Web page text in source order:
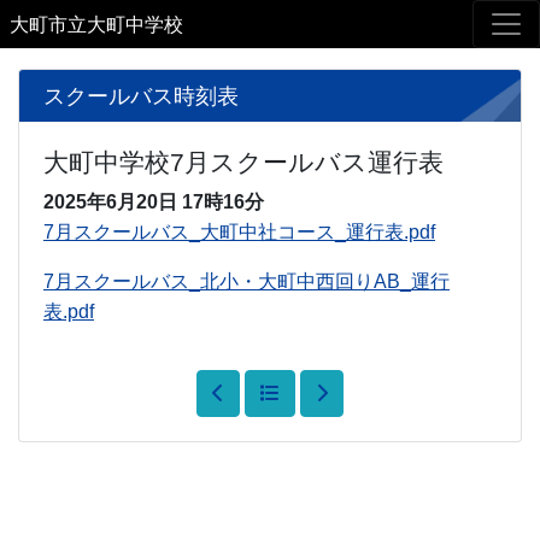
大町市立大町中学校
スクールバス時刻表
大町中学校7月スクールバス運行表
2025年6月20日 17時16分
7月スクールバス_大町中社コース_運行表.pdf
7月スクールバス_北小・大町中西回りAB_運行
表.pdf